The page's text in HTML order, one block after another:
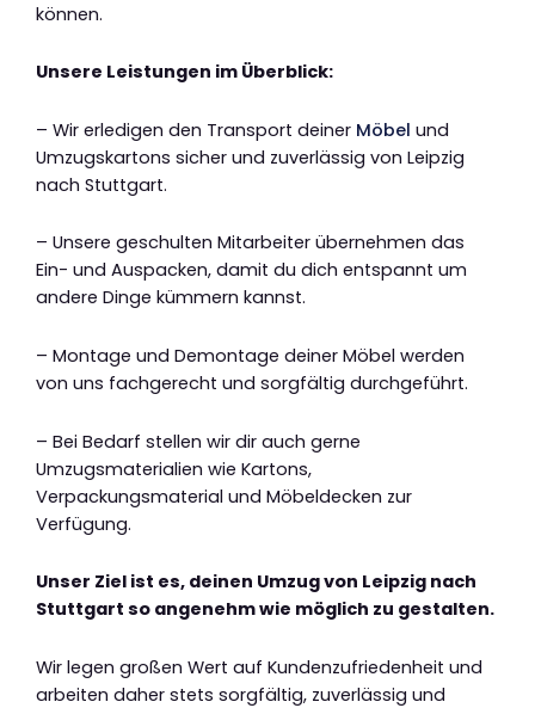
können.
Unsere Leistungen im Überblick:
– Wir erledigen den Transport deiner Möbel und
Umzugskartons sicher und zuverlässig von Leipzig
nach Stuttgart.
– Unsere geschulten Mitarbeiter übernehmen das
Ein- und Auspacken, damit du dich entspannt um
andere Dinge kümmern kannst.
– Montage und Demontage deiner Möbel werden
von uns fachgerecht und sorgfältig durchgeführt.
– Bei Bedarf stellen wir dir auch gerne
Umzugsmaterialien wie Kartons,
Verpackungsmaterial und Möbeldecken zur
Verfügung.
Unser Ziel ist es, deinen Umzug von Leipzig nach
Stuttgart so angenehm wie möglich zu gestalten.
Wir legen großen Wert auf Kundenzufriedenheit und
arbeiten daher stets sorgfältig, zuverlässig und